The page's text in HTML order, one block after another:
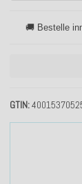
GTIN
🚚 Bestelle